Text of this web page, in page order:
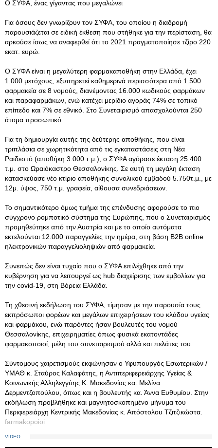
Ο ΣΥΦΑ, ένας γίγαντας που μεγαλώνει
Για όσους δεν γνωρίζουν τον ΣΥΦΑ, του οποίου η διαδρομή
παρουσιάζεται σε ειδική έκθεση που στήθηκε για την περίσταση, θα
αρκούσε ίσως να αναφερθεί ότι το 2021 πραγματοποίησε τζίρο 220
εκατ. ευρώ.
Ο ΣΥΦΑ είναι η μεγαλύτερη φαρμακαποθήκη στην Ελλάδα, έχει
1.000 μετόχους, εξυπηρετεί καθημερινά περισσότερα από 1.500
φαρμακεία σε 8 νομούς, διανέμοντας 16.000 κωδικούς φαρμάκων
και παραφαρμάκων, ενώ κατέχει μερίδιο αγοράς 74% σε τοπικό
επίπεδο και 7% σε εθνικό. Στο Συνεταιρισμό απασχολούνται 250
άτομα προσωπικό.
Για τη δημιουργία αυτής της δεύτερης αποθήκης, που είναι
τριπλάσια σε χωρητικότητα από τις εγκαταστάσεις στη Νέα
Ραιδεστό (αποθήκη 3.000 τ.μ.), ο ΣΥΦΑ αγόρασε έκταση 25.400
τ.μ. στο Ωραιόκαστρο Θεσσαλονίκης. Σε αυτή τη μεγάλη έκταση
κατασκεύασε νέο κτίριο αποθήκης συνολικού εμβαδού 5.750τ.μ., με
12μ. ύψος, 750 τ.μ. γραφεία, αίθουσα συνεδριάσεων.
Το σημαντικότερο όμως τμήμα της επένδυσης αφορούσε το πιο
σύγχρονο ρομποτικό σύστημα της Ευρώπης, που ο Συνεταιρισμός
προμηθεύτηκε από την Αυστρία και με το οποίο αυτόματα
εκτελούνται 12.000 παραγγελίες την ημέρα, στη βάση B2B online
ηλεκτρονικών παραγγελιοληψιών από φαρμακεία.
Συνεπώς δεν είναι τυχαίο που ο ΣΥΦΑ επιλέχθηκε από την
κυβέρνηση για να λειτουργεί ως hub διαχείρισης των εμβολίων για
την covid-19, στη Βόρεια Ελλάδα.
Τη χθεσινή εκδήλωση του ΣΥΦΑ, τίμησαν με την παρουσία τους
εκπρόσωποι φορέων και μεγάλων επιχειρήσεων του κλάδου υγείας
και φαρμάκου, ενώ παρόντες ήσαν βουλευτές του νομού
Θεσσαλονίκης, επιχειρηματίες όπως φυσικά εκατοντάδες
φαρμακοποιοί, μέλη του συνεταιρισμού αλλά και πελάτες του.
Σύντομους χαιρετισμούς εκφώνησαν ο Υφυπουργός Εσωτερικών /
ΥΜΑΘ κ. Σταύρος Καλαφάτης, η Αντιπεριφερειάρχης Υγείας &
Κοινωνικής Αλληλεγγύης Κ. Μακεδονίας κα. Μελίνα
Δερμεντζοπούλου, όπως και η βουλευτής κα. Άννα Ευθυμίου. Στην
εκδήλωση προβλήθηκε και μαγνητοσκοπημένο μήνυμα του
Περιφερειάρχη Κεντρικής Μακεδονίας κ. Απόστολου Τζιτζικώστα.
farmakopoioi
VIDEO